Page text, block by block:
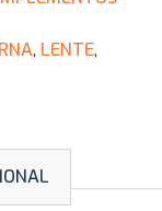
, LENTE,